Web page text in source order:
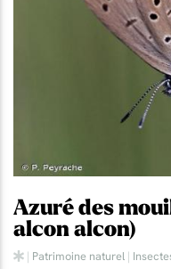
Azuré des
alcon alcon)
| Patrimoine naturel |